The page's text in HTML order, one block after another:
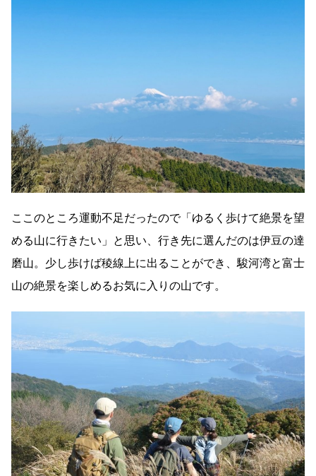
ここのところ運動不足だったので「ゆるく歩けて絶景を望
める山に行きたい」と思い、行き先に選んだのは伊豆の達
磨山。少し歩けば稜線上に出ることができ、駿河湾と富士
山の絶景を楽しめるお気に入りの山です。